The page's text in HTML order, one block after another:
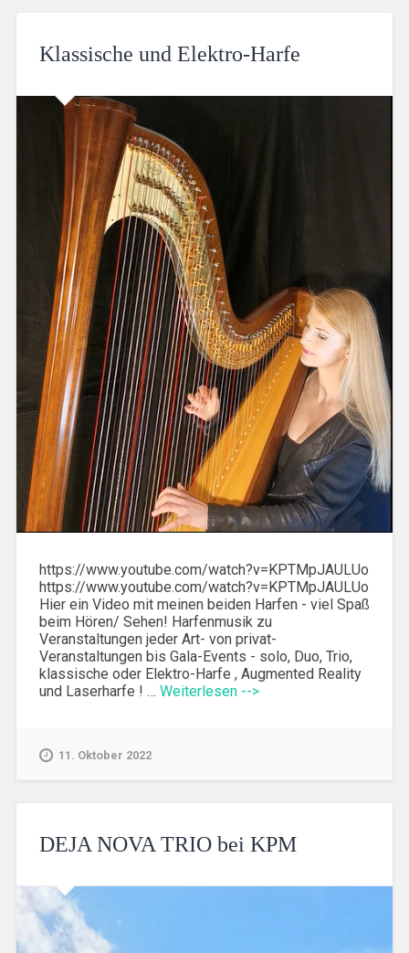
Klassische und Elektro-Harfe
https://www.youtube.com/watch?v=KPTMpJAULUo
https://www.youtube.com/watch?v=KPTMpJAULUo
Hier ein Video mit meinen beiden Harfen - viel Spaß
beim Hören/ Sehen! Harfenmusik zu
Veranstaltungen jeder Art- von privat-
Veranstaltungen bis Gala-Events - solo, Duo, Trio,
klassische oder Elektro-Harfe , Augmented Reality
und Laserharfe ! … Weiterlesen -->
11. Oktober 2022
DEJA NOVA TRIO bei KPM